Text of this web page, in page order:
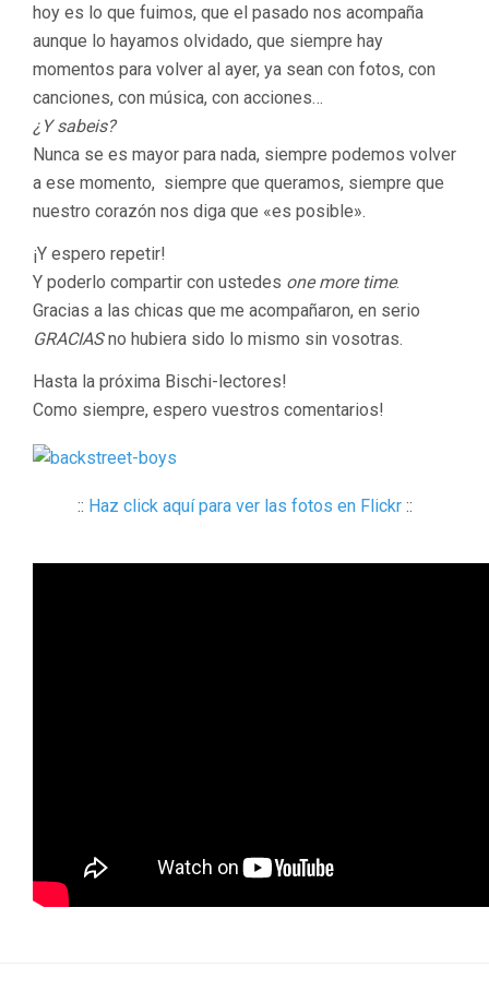
hoy es lo que fuimos, que el pasado nos acompaña
aunque lo hayamos olvidado, que siempre hay
momentos para volver al ayer, ya sean con fotos, con
canciones, con música, con acciones…
¿Y sabeis?
Nunca se es mayor para nada, siempre podemos volver
a ese momento, siempre que queramos, siempre que
nuestro corazón nos diga que «es posible».
¡Y espero repetir!
Y poderlo compartir con ustedes one more time.
Gracias a las chicas que me acompañaron, en serio
GRACIASno hubiera sido lo mismo sin vosotras.
Hasta la próxima Bischi-lectores!
Como siempre, espero vuestros comentarios!
:: Haz click aquí para ver las fotos en Flickr::